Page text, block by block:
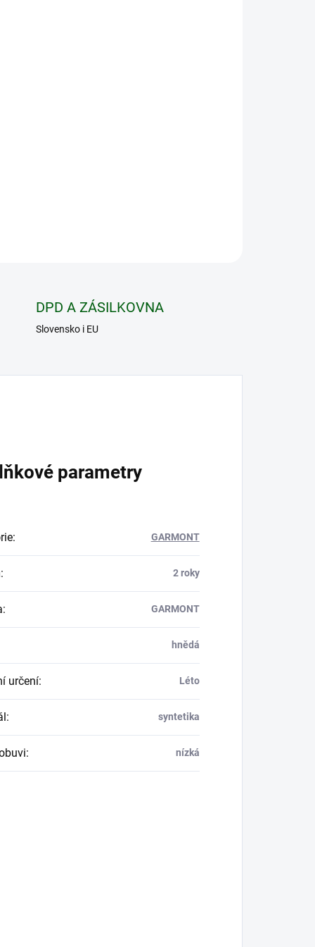
DPD A ZÁSILKOVNA
Slovensko i EU
parametry
: GARMONT
: 2 roky
: GARMONT
hnědá
určení: Léto
: syntetika
: nízká